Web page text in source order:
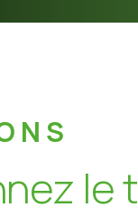
nez let